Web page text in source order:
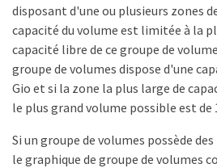
disposant d'une ou plusieurs zones
capacité du volume est limitée à la
capacité libre de ce groupe de
groupe de volumes dispose d'une
Gio et si la zone la plus large de
le plus grand volume possible est de
Si un groupe de volumes possède
le graphique de groupe de volumes